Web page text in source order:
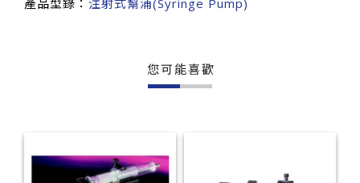
產品型錄： 注射式幫浦(Syringe Pump)
您可能喜歡